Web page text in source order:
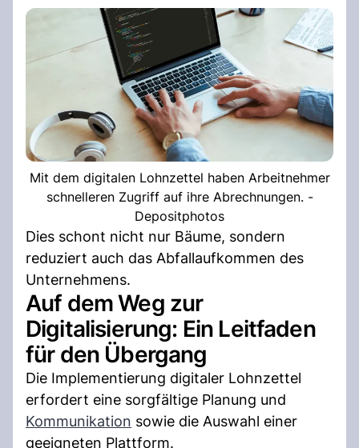
Mit dem digitalen Lohnzettel haben Arbeitnehmer
schnelleren Zugriff auf ihre Abrechnungen. -
Depositphotos
Dies schont nicht nur Bäume, sondern
reduziert auch das Abfallaufkommen des
Unternehmens.
Auf dem Weg zur
Digitalisierung: Ein Leitfaden
für den Übergang
Die Implementierung digitaler Lohnzettel
erfordert eine sorgfältige Planung und
Kommunikation sowie die Auswahl einer
geeigneten Plattform.